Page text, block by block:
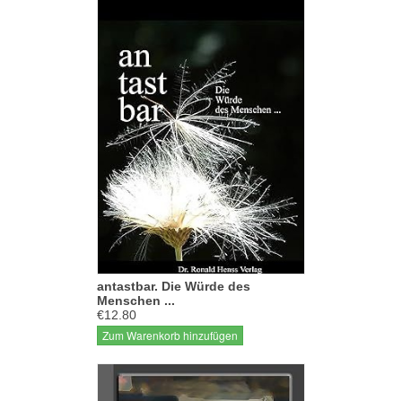
antastbar. Die Würde des
Menschen ...
€12.80
Zum Warenkorb hinzufügen